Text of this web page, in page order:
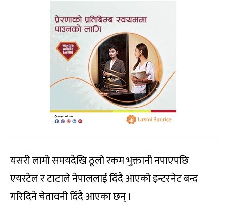
यसरी लामो समयदेखि ठूलो रकम भुक्तानी नपाएपछि
एयरटेल र टाटाले नेपाललाई दिँदै आएको इन्टरनेट बन्द
गरिदिने चेतावनी दिँदै आएका छन् ।